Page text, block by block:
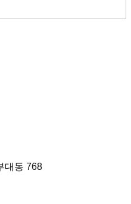
대동 768